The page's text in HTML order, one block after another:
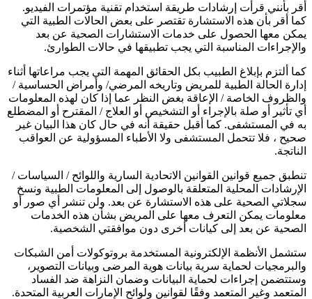
أقر بأنني قرأت إرشادات طريقة استخدام تقنية مؤتمرات الفيديو.
كما أقر بأن هذه الاستشارة تقتصر على بعض الحالات الطبية التي
يمكن معها الحصول على خدمات الاستشارات الصحية عن بعد
والإجراءات المناسبة التي يجب تطبيقها في حالات الطوارئ.
كما ألتزم بإبلاغ الطبيب بكل الحقائق المهمة التي يجب مراعاتها أثناء
إدارة الحالة الطبية للمريض وتاريخه المرضي/ وأمراض الحساسية /
والظروف الخاصة / الإعاقة بغض النظر عما إذا كان لهذه المعلومات
أي تأثير أو صلة بالإجراء أو التشخيص أو العلاج / المقترح أو المضطلع
به في المستشفى. كما أقبل حقيقة أنه في حال كان هذا البيان غير
صحيح ، فلا تتحمل المستشفى ولا الأطباء المسؤولية عن العواقب
الناتجة.
تنطبق جميع قوانين القوانين الاتحادية السارية واللوائح / السياسات /
الإرشادات المحلية المتعلقة بالوصول إلى المعلومات الطبية ونسخ
سجلاتي الصحية على هذه الاستشارة عن بعد. ولن تنشر أي صور أو
معلومات يمكن التعرف معها على المريض بشأن هذه الخدمات
الصحية عن بعد إلى كيانات أخرى دون موافقتي الشخصية.
ستشمل الأنظمة الإلكترونية المستخدمة بروتوكولات أمن الشبكات
والبرمجيات لحماية سرية بيانات هوية المرضى وبيانات التصوير،
وستتضمن إجراءات لحماية البيانات وضمان النزاهة ضد الفساد
المتعمد وغير المتعمد وفقًا لقوانين ولوائح الإمارات العربية المتحدة.